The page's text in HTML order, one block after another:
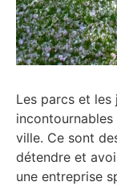
Les parcs et
ville. Ce sont
détendre et
une entreprise